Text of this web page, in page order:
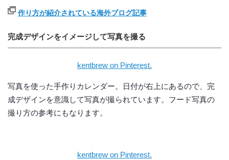
作り方が紹介されている海外ブログ記事
完成デザインをイメージして写真を撮る
kentbrew on Pinterest.
写真を使った手作りカレンダー。日付が右上にあるので、完
成デザインを意識して写真が撮られています。フード写真の
撮り方の参考にもなります。
kentbrew on Pinterest.